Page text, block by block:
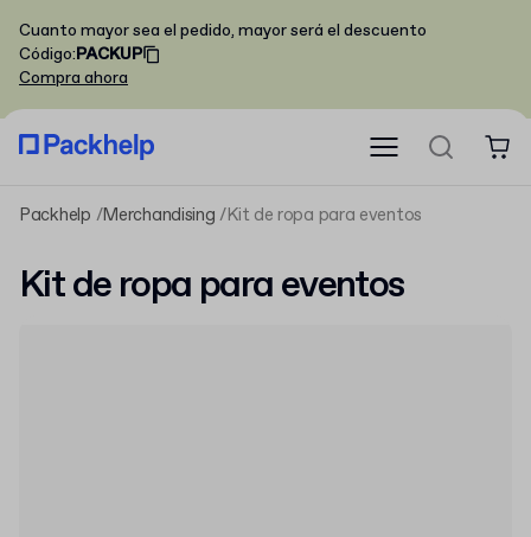
Cuanto mayor sea el pedido, mayor será el descuento
Código:PACKUP
Compra ahora
Packhelp Merchandising Kit de ropa para eventos
Kit de ropa para eventos